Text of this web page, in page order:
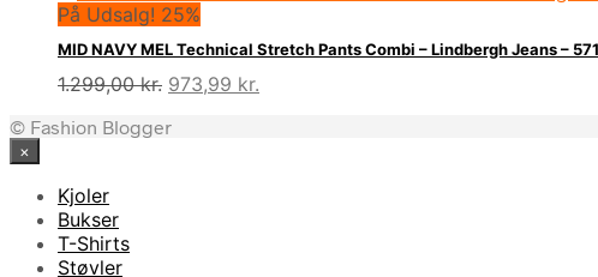
På Udsalg! 25%
MID NAVY MEL Technical Stretch Pants Combi – Lindbergh Jeans –
1.299,00kr. Den
pris
973,99 kr.
© Fashion Blogger
×
Kjoler
Bukser
T-Shirts
Støvler